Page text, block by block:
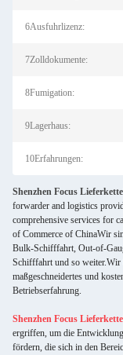
6Ausfuhrlizenz:
7Zolldokumente:
8Fumigation:
9Lagerhaus:
10Erfahrungen:
Shenzhen Focus Lieferkette
forwarder and logistics
comprehensive services for
of Commerce of ChinaWir
Bulk-Schifffahrt, Out-of-
Schifffahrt und so weiter.Wir
maßgeschneidertes und
Betriebserfahrung.
Shenzhen Focus Lieferkette
ergriffen, um die
fördern, die sich in den